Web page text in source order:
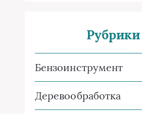
Рубрики
Бензоинструмент
Деревообработка